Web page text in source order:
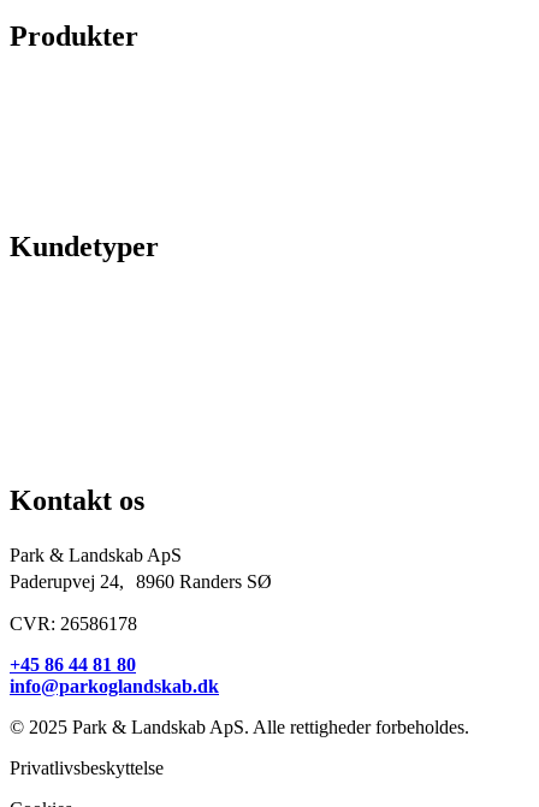
Produkter
Kundetyper
Kontakt os
Park & Landskab ApS
Paderupvej 24, 8960 Randers SØ
CVR: 26586178
+45 86 44 81 80
info@parkoglandskab.dk
© 2025 Park & Landskab ApS. Alle rettigheder forbeholdes.
Privatlivsbeskyttelse